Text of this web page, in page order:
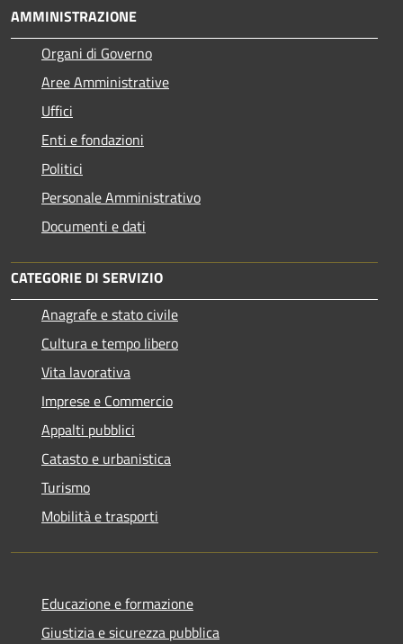
AMMINISTRAZIONE
Organi di Governo
Aree Amministrative
Uffici
Enti e fondazioni
Politici
Personale Amministrativo
Documenti e dati
CATEGORIE DI SERVIZIO
Anagrafe e stato civile
Cultura e tempo libero
Vita lavorativa
Imprese e Commercio
Appalti pubblici
Catasto e urbanistica
Turismo
Mobilità e trasporti
Educazione e formazione
Giustizia e sicurezza pubblica